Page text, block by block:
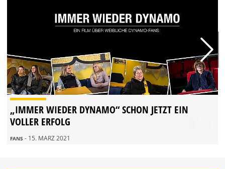
„IMMER WIEDER DYNAMO“ SCHON JETZT EIN
VOLLER ERFOLG
FANS - 15. MÄRZ 2021